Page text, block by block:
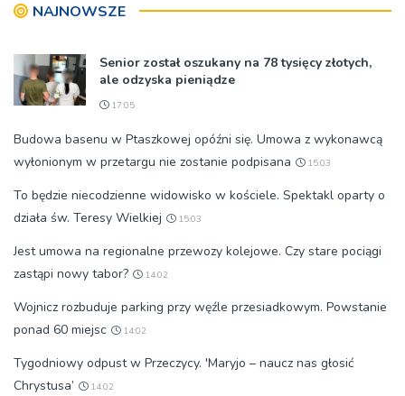
NAJNOWSZE
Senior został oszukany na 78 tysięcy złotych,
ale odzyska pieniądze
17:05
Budowa basenu w Ptaszkowej opóźni się. Umowa z wykonawcą
wyłonionym w przetargu nie zostanie podpisana
15:03
To będzie niecodzienne widowisko w kościele. Spektakl oparty o
działa św. Teresy Wielkiej
15:03
Jest umowa na regionalne przewozy kolejowe. Czy stare pociągi
zastąpi nowy tabor?
14:02
Wojnicz rozbuduje parking przy węźle przesiadkowym. Powstanie
ponad 60 miejsc
14:02
Tygodniowy odpust w Przeczycy. 'Maryjo – naucz nas głosić
Chrystusa’
14:02